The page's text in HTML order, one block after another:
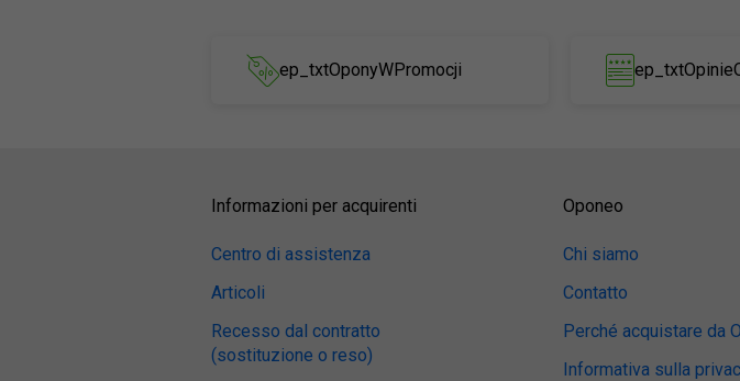
ep_txtOponyWPromocji
Informazioni per acquirenti
Centro di assistenza
Articoli
Recesso dal contratto
(sostituzione o reso)
Oponeo
Chi siamo
Contatto
Perché acquistare da
Informativa sulla